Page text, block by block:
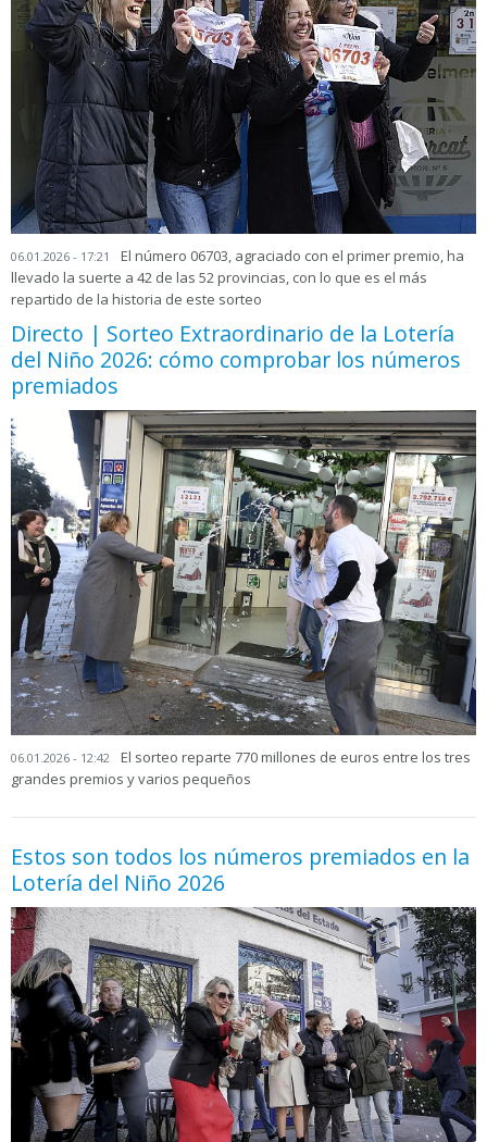
06.01.2026 - 17:21
El número 06703, agraciado con el primer premio, ha
llevado la suerte a 42 de las 52 provincias, con lo que es el más
repartido de la historia de este sorteo
Directo | Sorteo Extraordinario de la Lotería
del Niño 2026: cómo comprobar los números
premiados
06.01.2026 - 12:42
El sorteo reparte 770 millones de euros entre los tres
grandes premios y varios pequeños
Estos son todos los números premiados en la
Lotería del Niño 2026